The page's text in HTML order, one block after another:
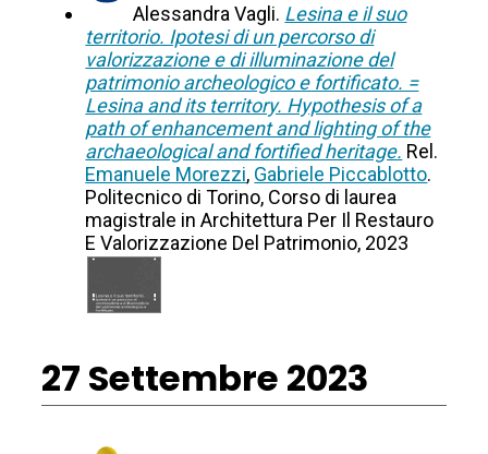
Alessandra Vagli. Lesina e il suo
territorio. Ipotesi di un percorso di
valorizzazione e di illuminazione del
patrimonio archeologico e fortificato. =
Lesina and its territory. Hypothesis of a
path of enhancement and lighting of the
archaeological and fortified heritage. Rel.
Emanuele Morezzi, Gabriele Piccablotto.
Politecnico di Torino, Corso di laurea
magistrale in Architettura Per Il Restauro
E Valorizzazione Del Patrimonio, 2023
27 Settembre 2023